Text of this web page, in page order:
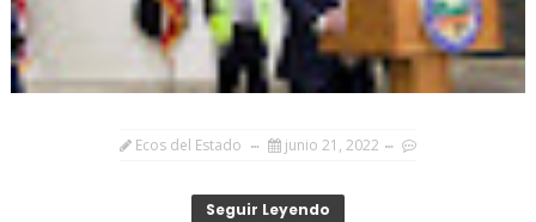
Ecos del Estado junio 21, 2022
Seguir Leyendo